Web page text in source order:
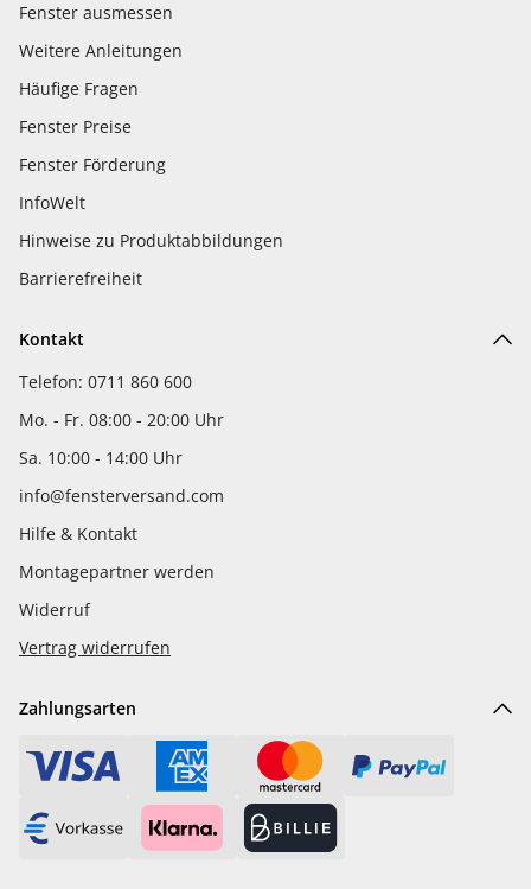
Fenster ausmessen
Weitere Anleitungen
Häufige Fragen
Fenster Preise
Fenster Förderung
InfoWelt
Hinweise zu Produktabbildungen
Barrierefreiheit
Kontakt
Telefon: 0711 860 600
Mo. - Fr. 08:00 - 20:00 Uhr
Sa. 10:00 - 14:00 Uhr
info@fensterversand.com
Hilfe & Kontakt
Montagepartner werden
Widerruf
Vertrag widerrufen
Zahlungsarten